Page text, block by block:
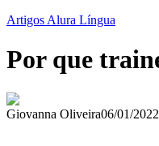
Artigos Alura Língua
Por que
Giovanna Oliveira06/01/2022